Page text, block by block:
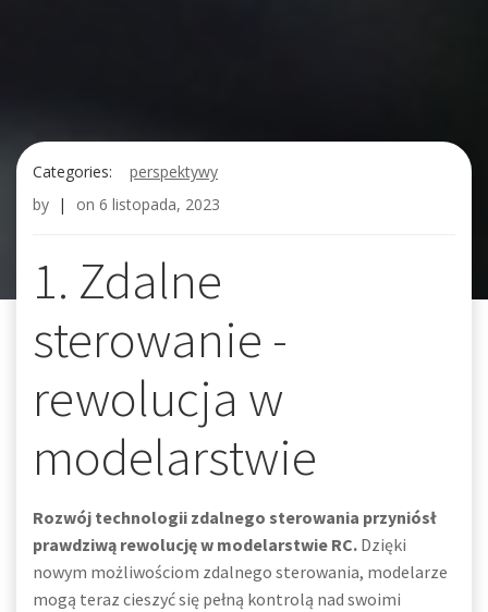
Categories:
perspektywy
by | on 6 listopada, 2023
1. Zdalne
sterowanie -
rewolucja w
modelarstwie
Rozwój technologii zdalnego sterowania przyniósł
prawdziwą rewolucję w modelarstwie RC. Dzięki
nowym możliwościom zdalnego sterowania, modelarze
mogą teraz cieszyć się pełną kontrolą nad swoimi